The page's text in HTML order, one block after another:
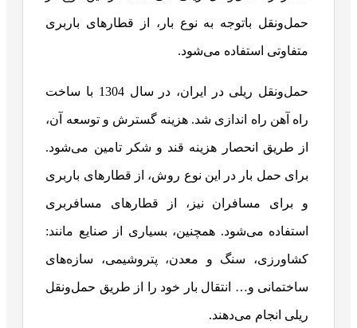
حمل‌ونقل باتوجه‌ به نوع بار، از قطارهای باربری
متفاوتی استفاده می‌شود.
حمل‌ونقل ریلی در ایران، در سال 1304 با ساخت
راه آهن راه اندازی شد. هزینه گسترش و توسعه آن،
از طریق انحصار هزینه قند و شکر تامین می‌شود.
برای حمل بار در این نوع روش، از قطارهای باربری
و برای مسافران نیز، از قطارهای مسافربری
استفاده می‌شود. همچنین، بسیاری از صنایع مانند:
کشاورزی، سنگ و معدن، پتروشیمی، سازه‌های
ساختمانی و… انتقال بار خود را از طریق حمل‌ونقل
ریلی انجام می‌دهند.